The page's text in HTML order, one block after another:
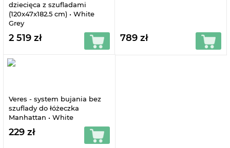
dziecięca z szufladami
(120x47x182.5 cm) • White
Grey
2 519 zł 789 zł
Veres - system bujania bez
szuflady do łóżeczka
Manhattan • White
229 zł